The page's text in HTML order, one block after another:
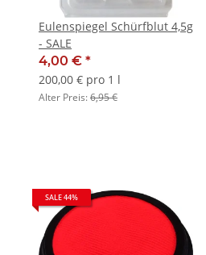
Eulenspiegel Schürfblut 4,5g
- SALE
4,00 € *
200,00 € pro 1 l
Alter Preis:6,95 €
SALE 44%